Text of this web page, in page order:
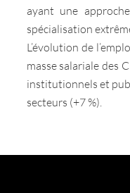
ayant une
spécialisation
L’évolution de
masse salariale des
institutionnels et
secteurs (+7 %).